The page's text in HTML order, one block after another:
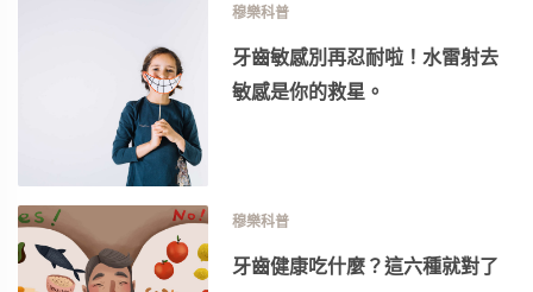
穆樂科普
牙齒敏感別再忍耐啦！水雷射去
敏感是你的救星。
穆樂科普
牙齒健康吃什麼？這六種就對了